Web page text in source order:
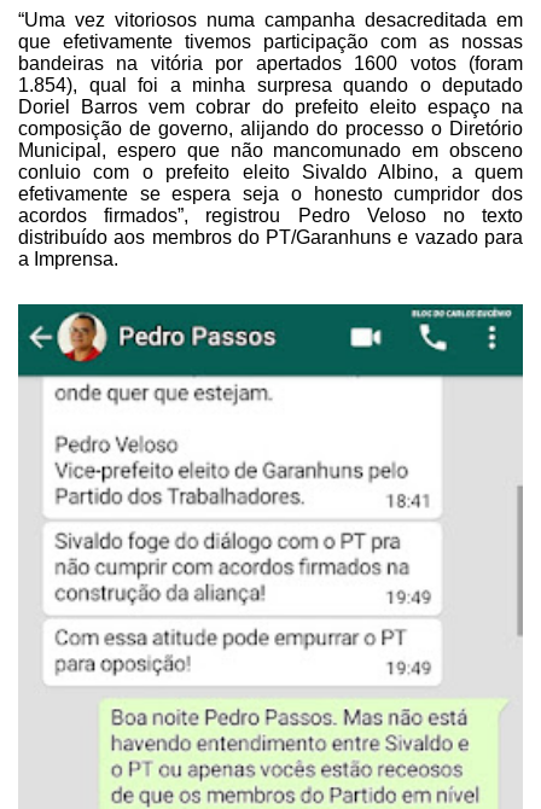
“Uma vez vitoriosos numa campanha desacreditada em
que efetivamente tivemos participação com as nossas
bandeiras na vitória por apertados 1600 votos (foram
1.854), qual foi a minha surpresa quando o deputado
Doriel Barros vem cobrar do prefeito eleito espaçona
composição de governo, alijando do processo o Diretório
Municipal, esperoque não mancomunado em obsceno
conluio com o prefeito eleito Sivaldo Albino, a quem
efetivamente se espera seja o honesto cumpridor dos
acordos firmados”, registrou Pedro Veloso no texto
distribuído aos membros do PT/Garanhuns e vazadopara
a Imprensa.